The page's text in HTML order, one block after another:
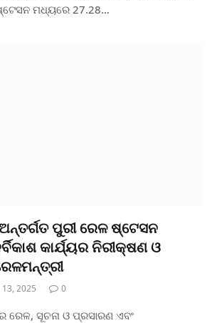
ମଧ୍ୟରେ 27.28…
ପୁରୀ ରେଳ ଷ୍ଟେସନ
କାର୍ଯ୍ୟର ନିରୀକ୍ଷଣ ଓ
2025 0
ରେଳ, ସୂଚନା ଓ ପ୍ରସାରଣ ଏବଂ